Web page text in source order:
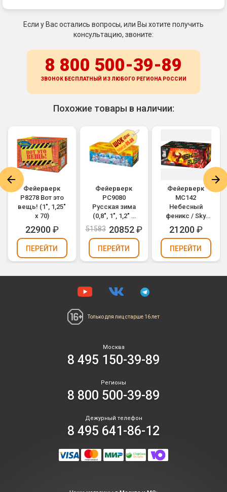
Если у Вас остались вопросы, или Вы хотите получить
консультацию, звоните:
8 800 500-39-89
ЗВОНОК БЕСПЛАТНЫЙ ИЗ ЛЮБОГО РЕГИОНА РОССИИ
Похожие товары в наличии:
Фейерверк
Р8278 Вот это
вещь! (1", 1,25"
х 70)
22900₽
ПЕРЕЙТИ
Фейерверк
РС9080
Русская зима
(0,8", 1", 1,2" х
136)
51583 20852₽
ПЕРЕЙТИ
Фейерверк
MC142
Небесный
феникс / Sky
Rush (1" х 150)
21200₽
ПЕРЕЙТИ
Только для лиц старше 16 лет
Москва
8 495 150-39-89
Регионы
8 800 500-39-89
Дежурный телефон
8 495 641-86-12